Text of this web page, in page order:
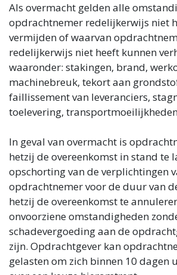
Als overmacht gelden alle
opdrachtnemer redelijkerwijs niet
vermijden of waarvan
redelijkerwijs niet heeft kunnen
waaronder: stakingen, brand,
machinebreuk, tekort aan
faillissement van leveranciers,
toelevering,
In geval van overmacht is
hetzij de overeenkomst in stand te
opschorting van de verplichtingen
opdrachtnemer voor de duur van
hetzij de overeenkomst te
onvoorziene omstandigheden
schadevergoeding aan de
zijn. Opdrachtgever kan
gelasten om zich binnen 10 dagen